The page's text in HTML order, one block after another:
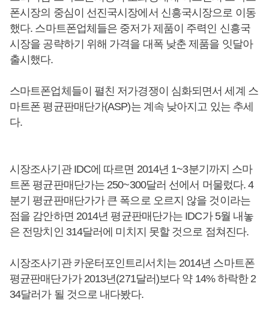
폰시장의 중심이 선진국시장에서 신흥국시장으로 이동
했다. 스마트폰업체들은 중저가 제품이 주력인 신흥국
시장을 공략하기 위해 가격을 대폭 낮춘 제품을 잇달아
출시했다.
스마트폰업체들이 펼친 저가경쟁이 심화되면서 세계 스
마트폰 평균판매단가(ASP)는 계속 낮아지고 있는 추세
다.
시장조사기관 IDC에 따르면 2014년 1~3분기까지 스마
트폰 평균판매단가는 250~300달러 선에서 머물렀다. 4
분기 평균판매단가가 큰 폭으로 오르지 않을 것이라는
점을 감안하면 2014년 평균판매단가는 IDC가 5월 내놓
은 전망치인 314달러에 미치지 못할 것으로 점쳐진다.
시장조사기관 카운터포인트리서치는 2014년 스마트폰
평균판매단가가 2013년(271달러)보다 약 14% 하락한 2
34달러가 될 것으로 내다봤다.